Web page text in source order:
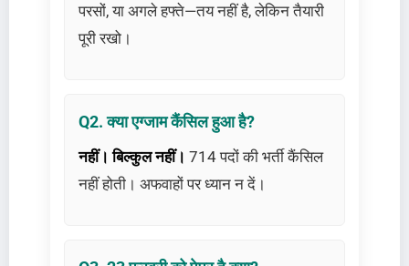
परसों, या अगले हफ्ते—तय नहीं है, लेकिन तैयारी
पूरी रखो।
Q2. क्या एग्जाम कैंसिल हुआ है?
नहीं। बिल्कुल नहीं। 714 पदों की भर्ती कैंसिल
नहीं होती। अफवाहों पर ध्यान न दें।